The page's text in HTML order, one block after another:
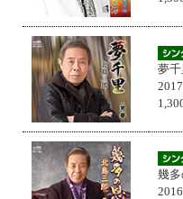
夢
幾